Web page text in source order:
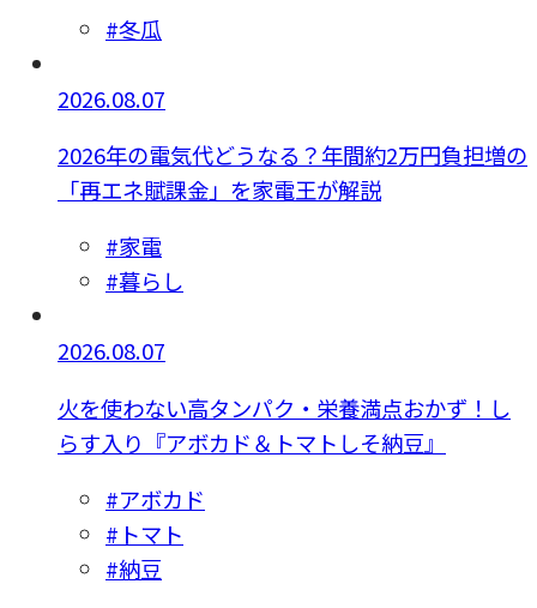
#冬瓜
2026.08.07
2026年の電気代どうなる？年間約2万円負担増の
「再エネ賦課金」を家電王が解説
#家電
#暮らし
2026.08.07
火を使わない高タンパク・栄養満点おかず！し
らす入り『アボカド＆トマトしそ納豆』
#アボカド
#トマト
#納豆